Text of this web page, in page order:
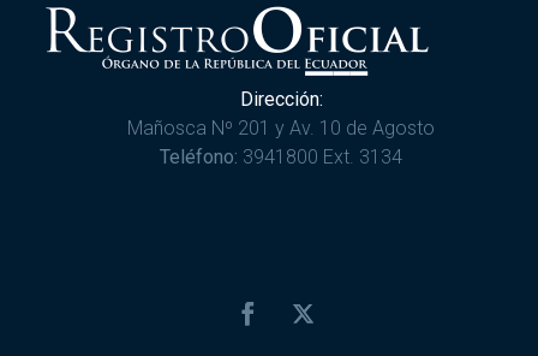
Dirección:
Mañosca Nº 201 y Av. 10 de Agosto
Teléfono: 3941800 Ext. 3134